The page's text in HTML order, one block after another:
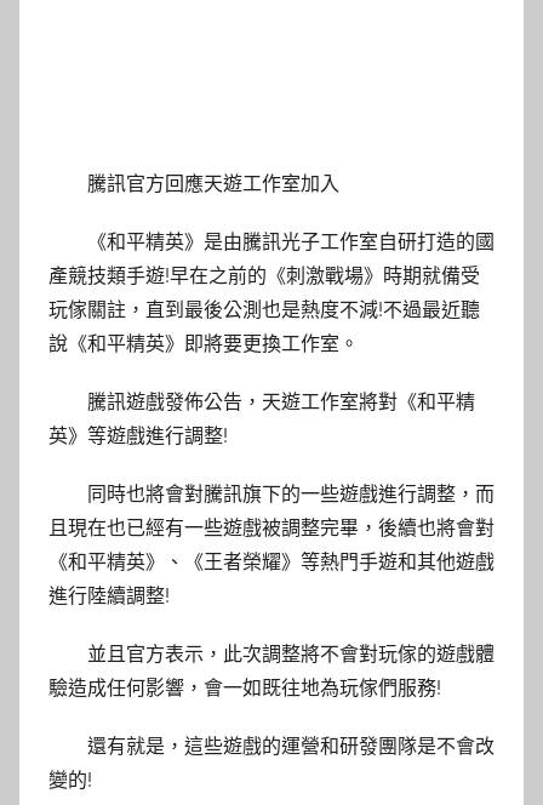
騰訊官方回應天遊工作室加入
《和平精英》是由騰訊光子工作室自研打造的國
產競技類手遊!早在之前的《刺激戰場》時期就備受
玩傢關註，直到最後公測也是熱度不減!不過最近聽
說《和平精英》即將要更換工作室。
騰訊遊戲發佈公告，天遊工作室將對《和平精
英》等遊戲進行調整!
同時也將會對騰訊旗下的一些遊戲進行調整，而
且現在也已經有一些遊戲被調整完畢，後續也將會對
《和平精英》、《王者榮耀》等熱門手遊和其他遊戲
進行陸續調整!
並且官方表示，此次調整將不會對玩傢的遊戲體
驗造成任何影響，會一如既往地為玩傢們服務!
還有就是，這些遊戲的運營和研發團隊是不會改
變的!